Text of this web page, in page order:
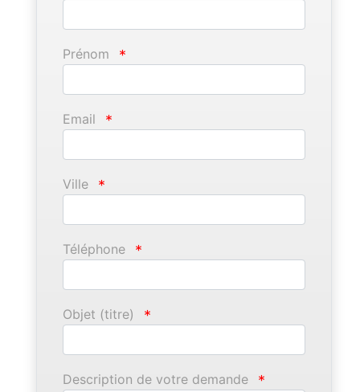
Prénom *
Email *
Ville *
Téléphone *
Objet (titre) *
Description de votre demande *